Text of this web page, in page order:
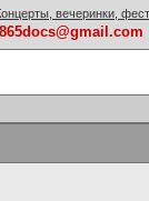
вечеринки,